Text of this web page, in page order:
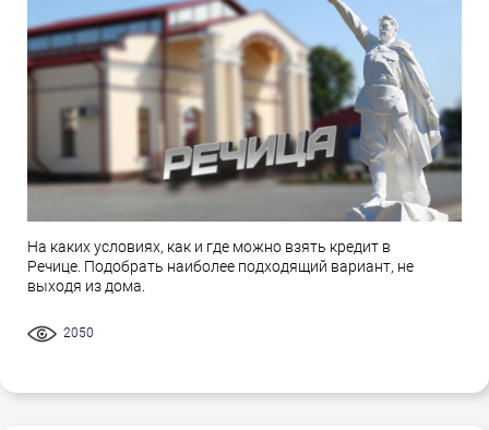
На каких условиях, как и где можно взять кредит в
Речице. Подобрать наиболее подходящий вариант, не
выходя из дома.
2050